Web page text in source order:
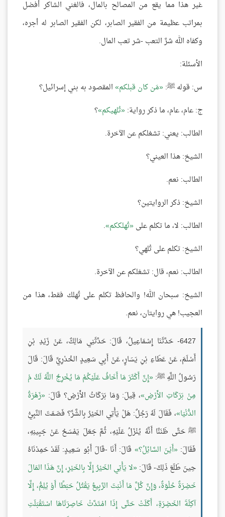
غير هذا مما يقع من المصالح بالمال، فالغني الشاكر أفضل
بمراتب عظيمة من الفقير الصابر، لكن الفقير الصابر له أجره،
وكفاه الله شرَّ التعب -شر تعب المال.
الأسئلة:
س: قوله ﷺ: مَن كان قبلكم المقصود به بني إسرائيل؟
ج: عام، عام، ما ذكر رواية: تُلهيكم ؟
الطالب: يعني: تشغلكم عن الآخرة.
الشيخ: هذا العيني؟
الطالب: نعم.
الشيخ: ذكر الروايتين؟
الطالب: لا، ما تكلم على تُهلككم .
الشيخ: تكلم على تُلهي؟
الطالب: نعم، قال: تشغلكم عن الآخرة.
الشيخ: سبحان الله! والحافظ تكلم على تُهلك فقط، هذا من
العجيب! هي روايتان، نعم.
6427- حَدَّثَنَا إِسْمَاعِيلُ، قَالَ: حَدَّثَنِي مَالِكٌ، عَنْ زَيْدِ بْنِ
أَسْلَمَ، عَنْ عَطَاءِ بْنِ يَسَارٍ، عَنْ أَبِي سَعِيدٍ الخُدْرِيِّ قَالَ: قَالَ
رَسُولُ اللَّهِ ﷺ: إِنَّ أَكْثَرَ مَا أَخَافُ عَلَيْكُمْ مَا يُخْرِجُ اللَّهُ لَكُ مْ
مِنْ بَرَكَاتِ الأَرْضِ ، قِيلَ: وَمَا بَرَكَاتُ الأَرْضِ؟ قَالَ: زَهْرَةُ
الدُّنْيَا ، فَقَالَ لَهُ رَجُلٌ: هَلْ يَأْتِي الخَيْرُ بِالشَّرِّ؟ فَصَمَتَ النَّبِيُّ
ﷺ حَتَّى ظَنَنَّا أَنَّهُ يُنْزَلُ عَلَيْهِ، ثُمَّ جَعَلَ يَمْسَحُ عَنْ جَبِينِهِ،
فَقَالَ: أَيْنَ السَّائِلُ؟ قَالَ: أَنَا -قَالَ أَبُو سَعِيدٍ: لَقَدْ حَمِدْنَاهُ
حِينَ طَلَعَ ذَلِكَ- قَالَ: لا يَأْتِي الخَيْرُ إِلَّا بِالخَيْرِ، إِنَّ هَذَا المَالَ
خَضِرَةٌ حُلْوَةٌ، وَإِنَّ كُلَّ مَا أَنْبَتَ الرَّبِيعُ يَقْتُلُ حَبَطًا أَوْ يُلِمُّ، إِلَّا
آكِلَةَ الخَضِرَةِ، أَكَلَتْ حَتَّى إِذَا امْتَدَّتْ خَاصِرَتَاهَا اسْتَقْبَلَتِ